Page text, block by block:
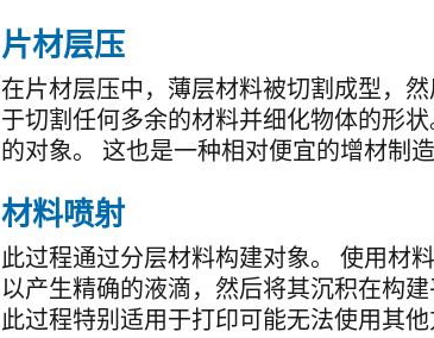
片材层压
在片材层压中，薄层材料被切割成型，
于切割任何多余的材料并细化物体的形
的对象。 这也是一种相对便宜的增材制造
材料喷射
此过程通过分层材料构建对象。 使用材
以产生精确的液滴，然后将其沉积在构
此过程特别适用于打印可能无法使用其他